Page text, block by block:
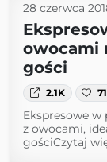
28 czerwca
owocami
gości
2.1K 71
Ekspresowe
z owocami,
gościCzytaj